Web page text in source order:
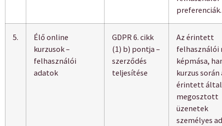
preferenciák.
5.
Élő online
kurzusok –
felhasználói
adatok
GDPR 6. cikk
(1) b) pontja –
szerződés
teljesítése
Az érintett
felhasználói
képmása,
kurzus során
érintett által
megosztott
üzenetek
személyes